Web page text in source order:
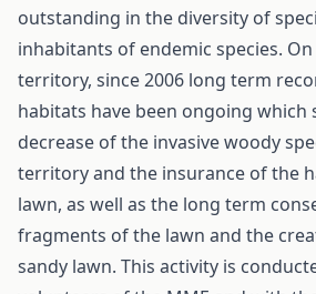
outstanding in the diversity of
inhabitants of endemic species.
territory, since 2006 long term
habitats have been ongoing which
decrease of the invasive woody
territory and the insurance of the
lawn, as well as the long term
fragments of the lawn and the
sandy lawn. This activity is